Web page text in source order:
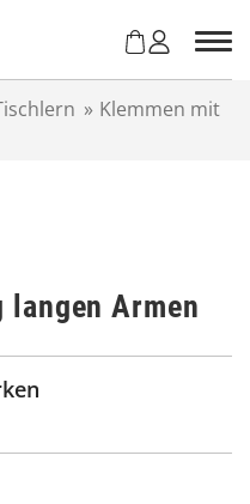
» Klemmen mit
Armen